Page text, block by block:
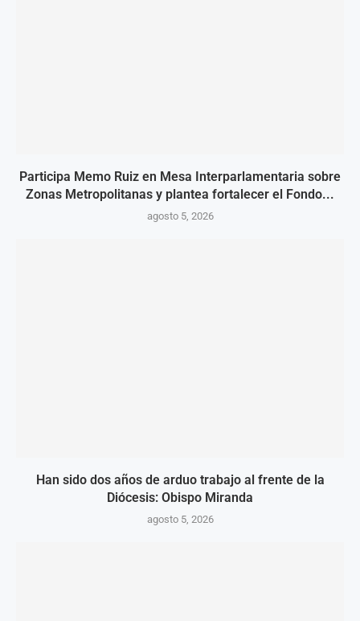
Participa Memo Ruiz en Mesa Interparlamentaria sobre
Zonas Metropolitanas y plantea fortalecer el Fondo...
agosto 5, 2026
Han sido dos años de arduo trabajo al frente de la
Diócesis: Obispo Miranda
agosto 5, 2026